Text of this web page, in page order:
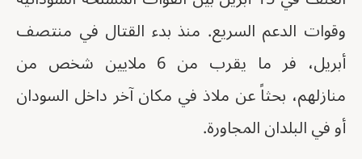
وقوات الدعم السريع. منذ بدء القتال في منتصف
أبريل، فر ما يقرب من 6 ملايين شخص من
منازلهم، بحثاً عن ملاذ في مكان آخر داخل السودان
أو في البلدان المجاورة.